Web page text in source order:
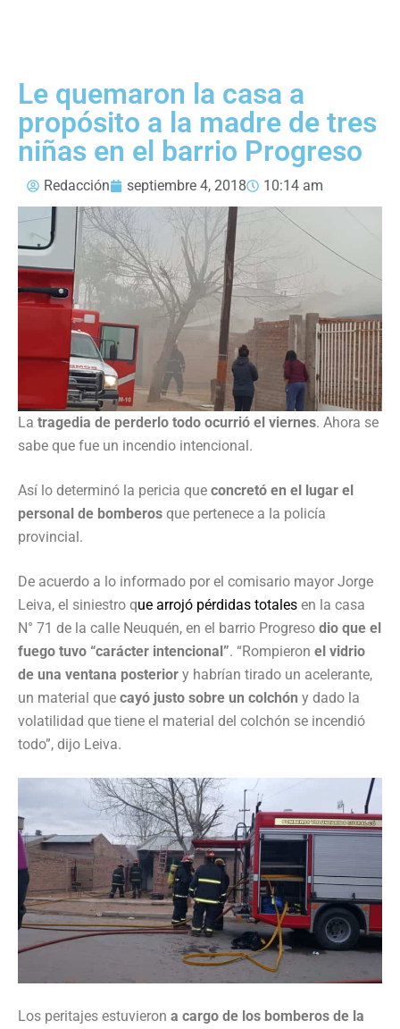
Le quemaron la casa a
propósito a la madre de tres
niñas en el barrio Progreso
Redacción septiembre 4, 2018 10:14 am
La tragedia de perderlo todo ocurrió el viernes. Ahora se
sabe que fue un incendio intencional.
Así lo determinó la pericia que concretó en el lugar el
personal de bomberos que pertenece a la policía
provincial.
De acuerdo a lo informado por el comisario mayor Jorge
Leiva, el siniestro que arrojó pérdidas totales en la casa
N° 71 de la calle Neuquén, en el barrio Progreso dio que el
fuego tuvo “carácter intencional”. “Rompieron el vidrio
de una ventana posterior y habrían tirado un acelerante,
un material que cayó justo sobre un colchón y dado la
volatilidad que tiene el material del colchón se incendió
todo”, dijo Leiva.
Los peritajes estuvieron a cargo de los bomberos de la